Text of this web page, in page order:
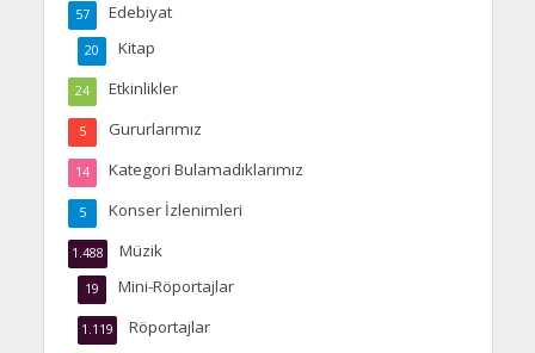
Edebiyat
57
Kitap
20
Etkinlikler
24
Gururlarımız
5
Kategori Bulamadıklarımız
14
Konser İzlenimleri
5
Müzik
1.488
Mini-Röportajlar
19
Röportajlar
1.119